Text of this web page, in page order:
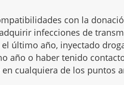
con la
infecciones de
último año, inyectado
año o haber tenido
en cualquiera de los puntos